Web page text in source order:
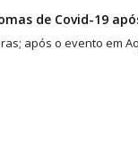
de Covid-19
após o evento em